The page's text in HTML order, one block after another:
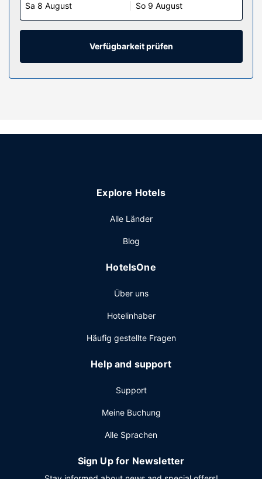
Sa 8 August So 9 August
Verfügbarkeit prüfen
Explore Hotels
Alle Länder
Blog
HotelsOne
Über uns
Hotelinhaber
Häufig gestellte Fragen
Help and support
Support
Meine Buchung
Alle Sprachen
Sign Up for Newsletter